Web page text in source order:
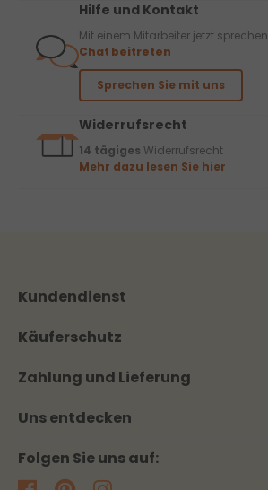
Hilfe und Kontakt
Mit einem Mitarbeiter jetzt sprechen
Chat beitreten
Sprechen Sie mit uns
Widerrufsrecht
14 tägiges Widerrufsrecht
Mehr dazu lesen Sie hier
Kundendienst
Käuferschutz
Zahlung und Lieferung
Uns entdecken
Folgen Sie uns auf: